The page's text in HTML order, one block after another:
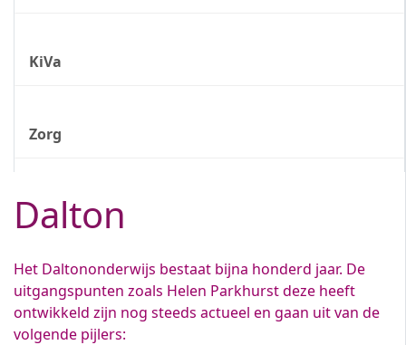
KiVa
Zorg
Dalton
Het Daltononderwijs bestaat bijna honderd jaar. De
uitgangspunten zoals Helen Parkhurst deze heeft
ontwikkeld zijn nog steeds actueel en gaan uit van de
volgende pijlers: